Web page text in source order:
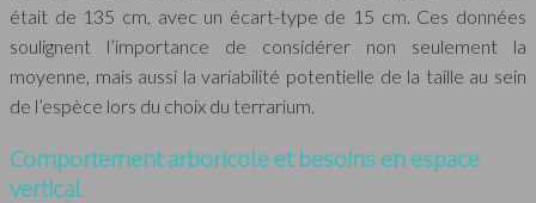
était de 135 cm, avec un écart-type de 15 cm. Ces données
soulignent l’importance de considérer non seulement la
moyenne, mais aussi la variabilité potentielle de la taille au sein
de l’espèce lors du choix du terrarium.
Comportement arboricole et besoins en espace
vertical